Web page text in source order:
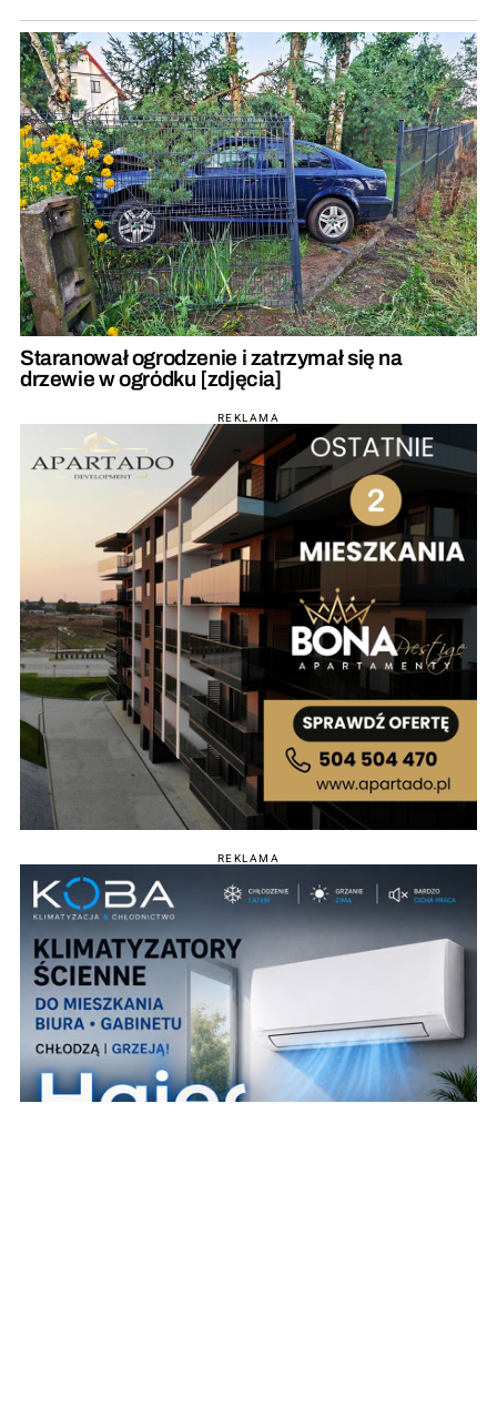
Staranował ogrodzenie i zatrzymał się na
drzewie w ogródku [zdjęcia]
REKLAMA
REKLAMA